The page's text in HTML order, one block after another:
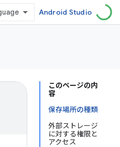
Android Studio
このページの内
容
保存場所の種類
外部ストレージ
に対する権限と
アクセス